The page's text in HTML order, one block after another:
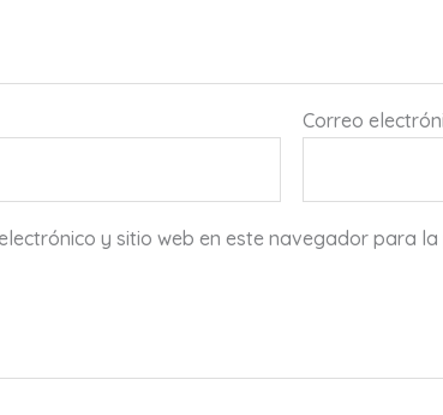
Correo
y sitio web en este navegador para